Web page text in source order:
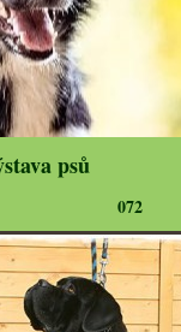
psů
072